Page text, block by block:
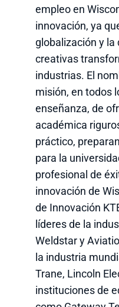
empleo en
innovación, ya
globalización y
creativas
industrias. El
misión, en todos
enseñanza, de
académica
práctico,
para la
profesional de
innovación de
de Innovación
líderes de la
Weldstar y
la industria
Trane, Lincoln
instituciones de